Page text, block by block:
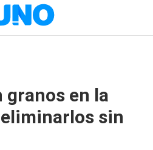
granos en la
sin